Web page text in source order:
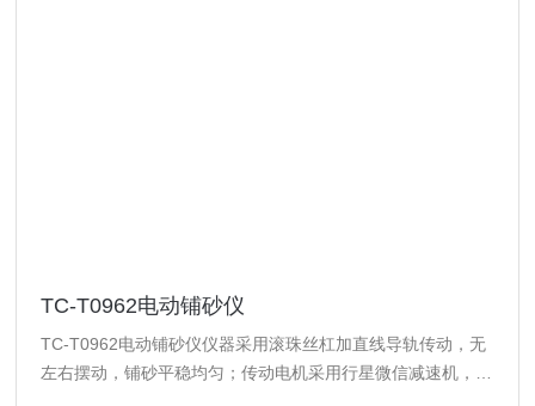
TC-T0962电动铺砂仪
TC-T0962电动铺砂仪仪器采用滚珠丝杠加直线导轨传动，无
左右摆动，铺砂平稳均匀；传动电机采用行星微信减速机，动